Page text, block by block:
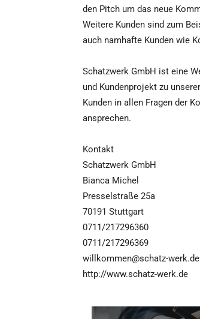
den Pitch um das neue
Weitere Kunden sind zum
auch namhafte Kunden wie
Schatzwerk GmbH ist eine
und Kundenprojekt zu
Kunden in allen Fragen der
ansprechen.
Kontakt
Schatzwerk GmbH
Bianca Michel
Presselstraße 25a
70191 Stuttgart
0711/217296360
0711/217296369
willkommen@schatz-werk.de
http://www.schatz-werk.de